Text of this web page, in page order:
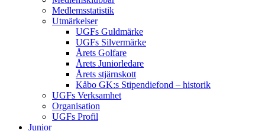
Medlemsstatistik
Utmärkelser
UGFs Guldmärke
UGFs Silvermärke
Årets Golfare
Årets Juniorledare
Årets stjärnskott
Kåbo GK:s Stipendiefond – historik
UGFs Verksamhet
Organisation
UGFs Profil
Junior